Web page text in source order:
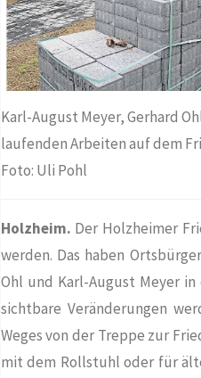
Karl-August Meyer, Gerhard
laufenden Arbeiten auf dem
Foto: Uli Pohl
Holzheim. Der Holzheimer
werden. Das haben
Ohl und Karl-August Meyer
sichtbare Veränderungen
Weges von der Treppe zur
mit dem Rollstuhl oder für